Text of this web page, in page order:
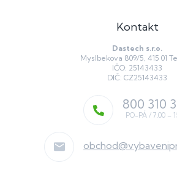
Kontakt
Dastech s.r.o.
Myslbekova 809/5, 415 01
IČO: 25143433
DIČ: CZ25143433
obchod@
800 310